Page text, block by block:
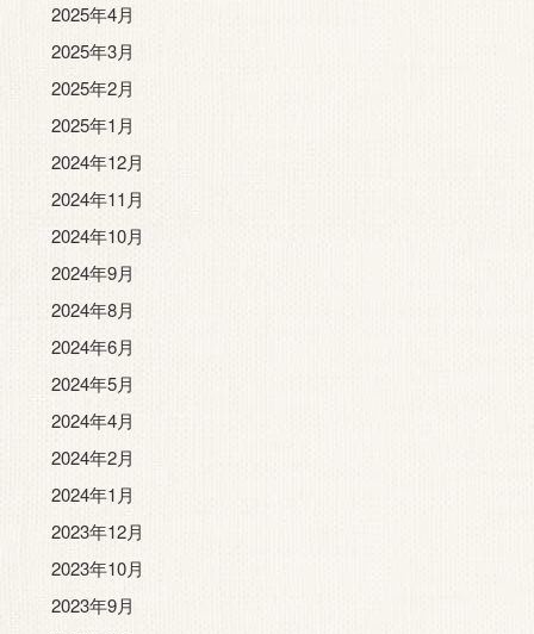
2025年4月
2025年3月
2025年2月
2025年1月
2024年12月
2024年11月
2024年10月
2024年9月
2024年8月
2024年6月
2024年5月
2024年4月
2024年2月
2024年1月
2023年12月
2023年10月
2023年9月